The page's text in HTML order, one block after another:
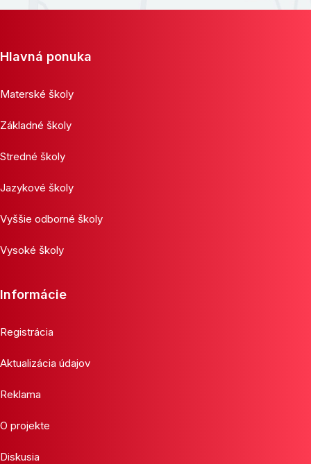
Hlavná ponuka
Materské školy
Základné školy
Stredné školy
Jazykové školy
Vyššie odborné školy
Vysoké školy
Informácie
Registrácia
Aktualizácia údajov
Reklama
O projekte
Diskusia